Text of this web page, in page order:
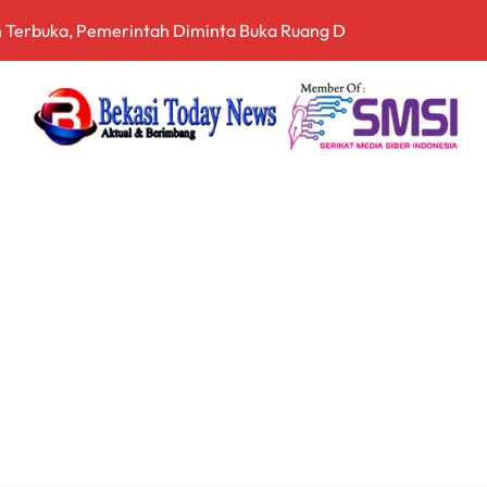
Sampah Berbasis Teknologi Pirolisis
Bekasi Gelar Aksi di Depan Pemkab, Soroti Kinerja DLH